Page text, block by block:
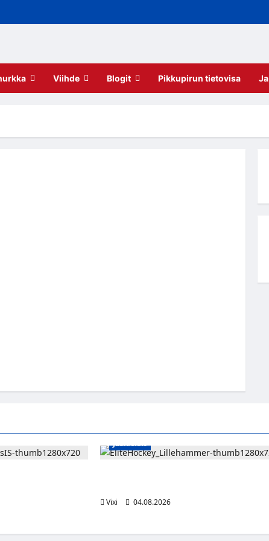
Viihde Blogit Pikkupirun tietovisa
Jääkiekko
Vixi
04.08.2026